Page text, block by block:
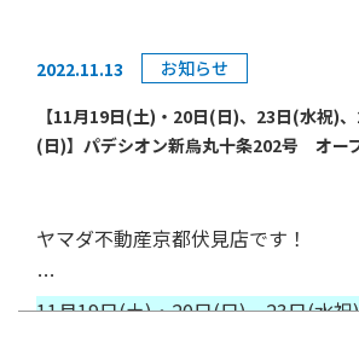
※物件の販売状況により、開催が予告
場合がございます。ご了承ください。
【概要】
場所 京都府京都市南区上鳥羽勧
□ヤマダ不動産に売却依頼をしていた
イント最大10,000分プレゼント！
□ご成約いただいたお客様にヤマダポ
円分プレゼント！！
＼まずはお気軽にご相談ください／
〒612-8392 京都府京都市伏見区下
物件の詳細は
■4LDK！各部屋収納あります！
■4部屋に面したワイドルーフバルコニ
す！
ります🌟
物件のお問い合わせ可能！お友達募集中
ヤマダ不動産京都伏見店の公式LINEは
こちら！
＿＿＿
2022.11.13
お知らせ
【11月19日(土)・20日(日)、23日(水祝)
(日)】パデシオン新烏丸十条202号 オー
ヤマダ不動産京都伏見店です！
11月19日(土)・20日(日)、23日(水